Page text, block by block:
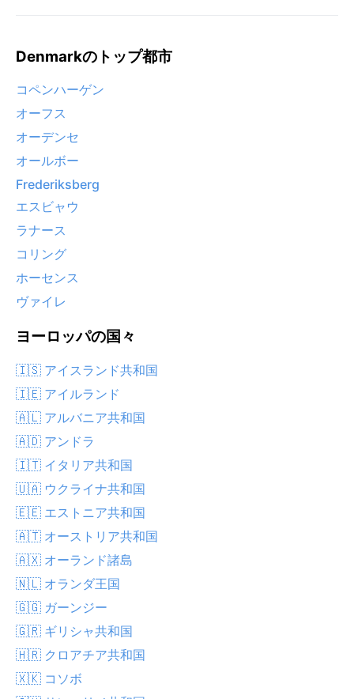
Denmarkのトップ都市
コペンハーゲン
オーフス
オーデンセ
オールボー
Frederiksberg
エスビャウ
ラナース
コリング
ホーセンス
ヴァイレ
ヨーロッパの国々
🇮🇸 アイスランド共和国
🇮🇪 アイルランド
🇦🇱 アルバニア共和国
🇦🇩 アンドラ
🇮🇹 イタリア共和国
🇺🇦 ウクライナ共和国
🇪🇪 エストニア共和国
🇦🇹 オーストリア共和国
🇦🇽 オーランド諸島
🇳🇱 オランダ王国
🇬🇬 ガーンジー
🇬🇷 ギリシャ共和国
🇭🇷 クロアチア共和国
🇽🇰 コソボ